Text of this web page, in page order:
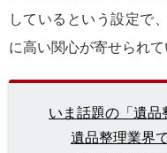
しているという設定で
に高い関心が寄せられて
いま話題の「遺品
遺品整理業界